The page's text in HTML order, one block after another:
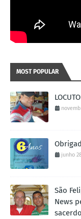
MOST POPULAR
junho
São
News